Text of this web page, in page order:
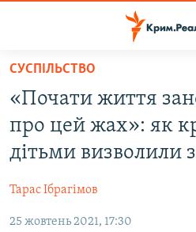
Перейти
основного
матеріалу
Перейти
до
основної
навігації
Перейти
ВІДЕО ТА ФОТО
БЛОГИ
ПОГЛЯД
СУСПІЛЬСТВО
«Почати життя
про цей жах»: як
дітьми визволили
Тарас Ібрагімов
25 жовтень 2021, 17:30